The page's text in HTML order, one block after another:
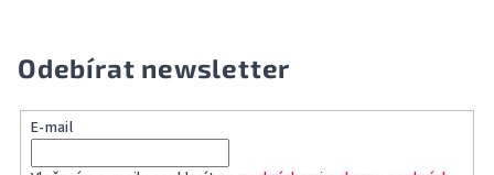
Odebírat newsletter
E-mail